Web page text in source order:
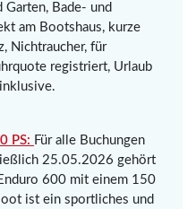
Garten, Bade- und
am Bootshaus, kurze
Nichtraucher, für
registriert, Urlaub
PS: Für alle Buchungen
25.05.2026 gehört
600 mit einem 150
ist ein sportliches und